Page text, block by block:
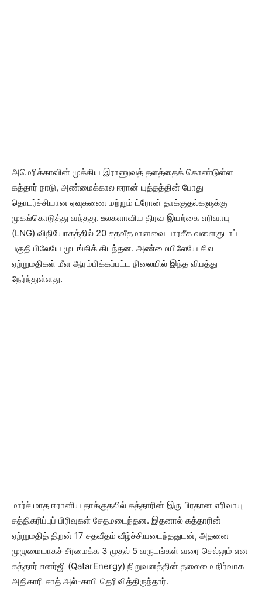
அமெரிக்காவின் முக்கிய இராணுவத் தளத்தைக் கொண்டுள்ள
கத்தார் நாடு, அண்மைக்கால ஈரான் யுத்தத்தின் போது
தொடர்ச்சியான ஏவுகணை மற்றும் ட்ரோன் தாக்குதல்களுக்கு
முகங்கொடுத்து வந்தது. உலகளாவிய திரவ இயற்கை எரிவாயு
(LNG) விநியோகத்தில் 20 சதவீதமானவை பாரசீக வளைகுடாப்
பகுதியிலேயே முடங்கிக் கிடந்தன. அண்மையிலேயே சில
ஏற்றுமதிகள் மீள ஆரம்பிக்கப்பட்ட நிலையில் இந்த விபத்து
நேர்ந்துள்ளது.
மார்ச் மாத ஈரானிய தாக்குதலில் கத்தாரின் இரு பிரதான எரிவாயு
சுத்திகரிப்புப் பிரிவுகள் சேதமடைந்தன. இதனால் கத்தாரின்
ஏற்றுமதித் திறன் 17 சதவீதம் வீழ்ச்சியடைந்ததுடன், அதனை
முழுமையாகச் சீரமைக்க 3 முதல் 5 வருடங்கள் வரை செல்லும் என
கத்தார் எனர்ஜி (QatarEnergy) நிறுவனத்தின் தலைமை நிர்வாக
அதிகாரி சாத் அல்-காபி தெரிவித்திருந்தார்.